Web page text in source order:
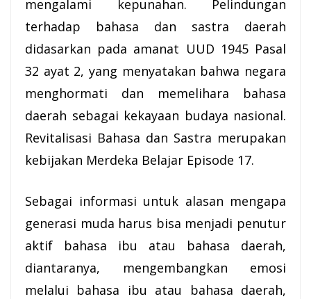
mengalami kepunahan. Pelindungan
terhadap bahasa dan sastra daerah
didasarkan pada amanat UUD 1945 Pasal
32 ayat 2, yang menyatakan bahwa negara
menghormati dan memelihara bahasa
daerah sebagai kekayaan budaya nasional.
Revitalisasi Bahasa dan Sastra merupakan
kebijakan Merdeka Belajar Episode 17.
Sebagai informasi untuk alasan mengapa
generasi muda harus bisa menjadi penutur
aktif bahasa ibu atau bahasa daerah,
diantaranya, mengembangkan emosi
melalui bahasa ibu atau bahasa daerah,